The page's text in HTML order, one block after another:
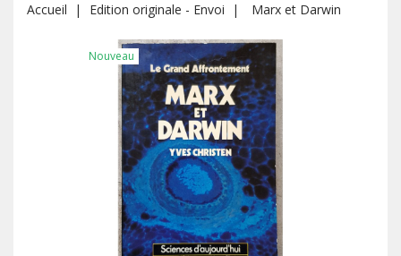
Accueil Edition originale - Envoi Marx et Darwin
Nouveau